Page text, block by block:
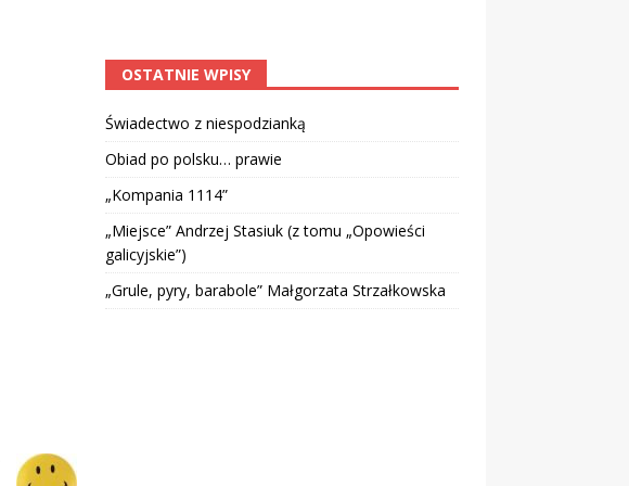
OSTATNIE WPISY
Świadectwo z niespodzianką
Obiad po polsku… prawie
„Kompania 1114”
„Miejsce” Andrzej Stasiuk (z tomu „Opowieści
galicyjskie”)
„Grule, pyry, barabole” Małgorzata Strzałkowska